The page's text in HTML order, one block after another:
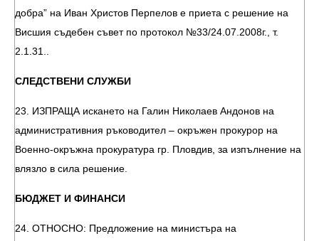
добра” на Иван Христов Перпелов е приета с решение на
Висшия съдебен съвет по протокол №33/24.07.2008г., т.
2.1.31..
СЛЕДСТВЕНИ СЛУЖБИ
23. ИЗПРАЩА искането на Галин Николаев Андонов на
административния ръководител – окръжен прокурор на
Военно-окръжна прокуратура гр. Пловдив, за изпълнение на
влязло в сила решение.
БЮДЖЕТ И ФИНАНСИ
24. ОТНОСНО: Предложение на министъра на